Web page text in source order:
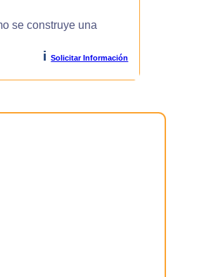
se construye una
i Solicitar Información